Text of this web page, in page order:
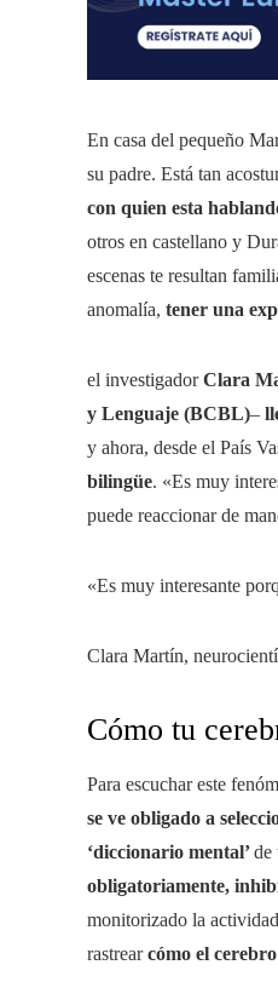
En casa del pequeño
su padre. Está tan
con quien esta
otros en castellano y
escenas te resultan
anomalía, tener una
el investigadorClara
y Lenguaje (BCBL)–
y ahora, desde el País
bilingüe. «Es muy
puede reaccionar de
«Es muy interesante
Clara Martín,
Cómo tu
Para escuchar este
se ve obligado a
‘diccionario mental’de
obligatoriamente,
monitorizado la
rastrearcómo el